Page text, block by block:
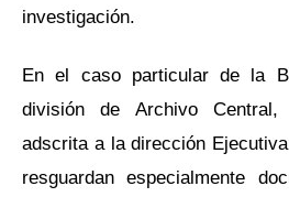
investigación.
En el caso particular de la
división de Archivo
adscrita a la dirección
resguardan especialmente